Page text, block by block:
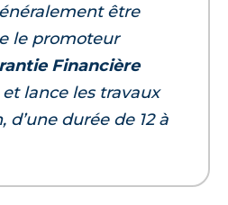
être
le promoteur
Financière
lance les travaux
durée de 12 à